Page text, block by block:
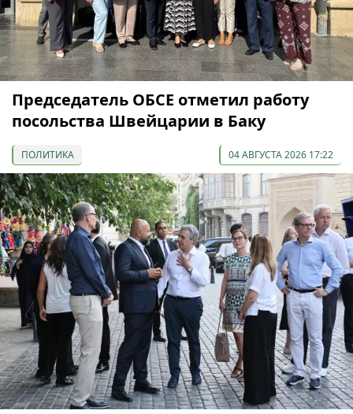
Председатель ОБСЕ отметил работу
посольства Швейцарии в Баку
ПОЛИТИКА 04 АВГУСТА 2026 17:22